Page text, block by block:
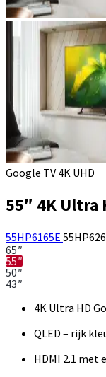
Google TV 4K UHD
55″ 4K Ultra
55HP6165E
65″
55″
50″
43″
4K Ultra HD
QLED – rijk
HDMI 2.1 met